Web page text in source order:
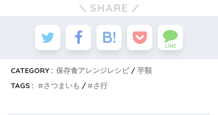
SHARE
LINE
CATEGORY : 保存食アレンジレシピ
芋類
TAGS :
さつまいも さ行